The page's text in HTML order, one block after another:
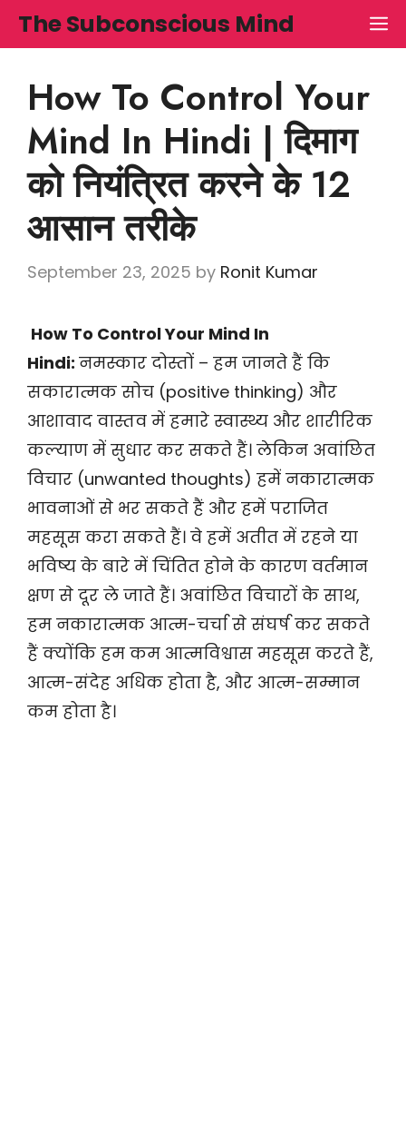
Skip
to
The Subconscious Mind
How To Control Your
Mind In Hindi | दिमाग
को नियंत्रित करने के 12
आसान तरीके
September 23, 2025 by Ronit Kumar
How To Control Your Mind In
Hindi: नमस्कार दोस्तों – हम जानते हैं कि
सकारात्मक सोच (positive thinking) और
आशावाद वास्तव में हमारे स्वास्थ्य और शारीरिक
कल्याण में सुधार कर सकते हैं। लेकिन अवांछित
विचार (unwanted thoughts) हमें नकारात्मक
भावनाओं से भर सकते हैं और हमें पराजित
महसूस करा सकते हैं। वे हमें अतीत में रहने या
भविष्य के बारे में चिंतित होने के कारण वर्तमान
क्षण से दूर ले जाते हैं। अवांछित विचारों के साथ,
हम नकारात्मक आत्म-चर्चा से संघर्ष कर सकते
हैं क्योंकि हम कम आत्मविश्वास महसूस करते हैं,
आत्म-संदेह अधिक होता है, और आत्म-सम्मान
कम होता है।